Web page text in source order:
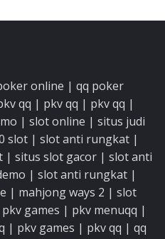
online | qq poker
qq | pkv qq | pkv qq |
| slot online | situs judi
slot | slot anti rungkat |
| situs slot gacor | slot anti
| slot anti rungkat |
| mahjong ways 2 | slot
pkv games | pkv menuqq |
| pkv games | pkv qq | qq